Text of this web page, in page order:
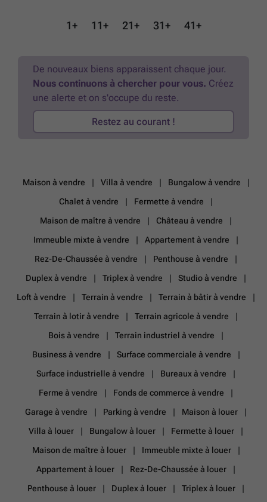
1+ 11+ 21+ 31+ 41+
De nouveaux biens apparaissent chaque jour.
Nous continuons à chercher pour vous. Créez
une alerte et on s'occupe du reste.
Restez au courant !
Maison à vendre Villa à vendre
Bungalow à vendre
Chalet à vendre
Fermette à vendre
Maison de maître à vendre
Château à vendre
Immeuble mixte à vendre
Appartement à vendre
Rez-De-Chaussée à vendre
Penthouse à vendre
Duplex à vendre
Triplex à vendre
Studio à vendre
Loft à vendre
Terrain à vendre
Terrain à bâtir à vendre
Terrain à lotir à vendre
Terrain agricole à vendre
Bois à vendre
Terrain industriel à vendre
Business à vendre
Surface commerciale à vendre
Surface industrielle à vendre
Bureaux à vendre
Ferme à vendre
Fonds de commerce à vendre
Garage à vendre
Parking à vendre
Maison à louer
Villa à louer
Bungalow à louer
Fermette à louer
Maison de maître à louer
Immeuble mixte à louer
Appartement à louer
Rez-De-Chaussée à louer
Penthouse à louer
Duplex à louer
Triplex à louer